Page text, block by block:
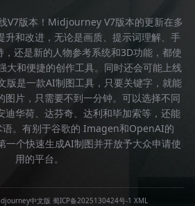
V7版本！ Midjourney V7版本的更新在多
升和改进，无论是画质、提示词理解、手
还是新的人物参考系统和3D功能，都使
大和便捷的创作工具。同时还会可能上线
版是一款AI制图工具，只要关键字，就能
图片，只需要不到一分钟。可以选择不同
迪华荷、达芬奇、达利和毕加索等，还能
语。有别于谷歌的 Imagen和OpenAI的
一个快速生成AI制图并开放予大众申请使
用的平台。
中文版 蜀ICP备2025130424号-1 XML